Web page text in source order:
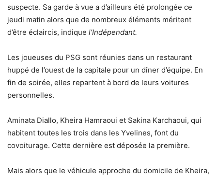
suspecte. Sa garde à vue a d’ailleurs été prolongée ce
jeudi matin alors que de nombreux éléments méritent
d’être éclaircis, indique l’Indépendant.
Les joueuses du PSG sont réunies dans un restaurant
huppé de l’ouest de la capitale pour un dîner d’équipe. En
fin de soirée, elles repartent à bord de leurs voitures
personnelles.
Aminata Diallo, Kheira Hamraoui et Sakina Karchaoui, qui
habitent toutes les trois dans les Yvelines, font du
covoiturage. Cette dernière est déposée la première.
Mais alors que le véhicule approche du domicile de Kheira,